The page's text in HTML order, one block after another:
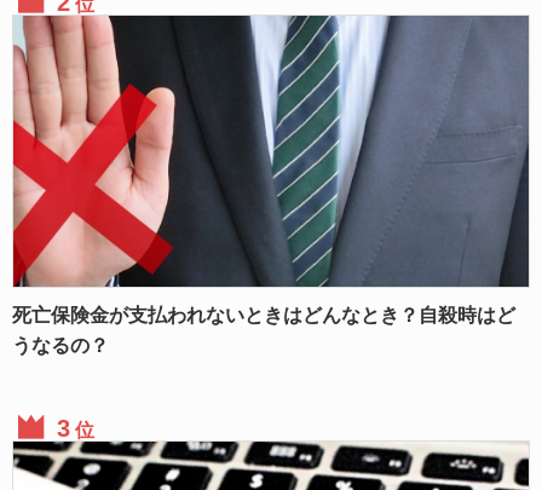
位
死亡保険金が支払われないときはどんなとき？自殺時はど
うなるの？
位